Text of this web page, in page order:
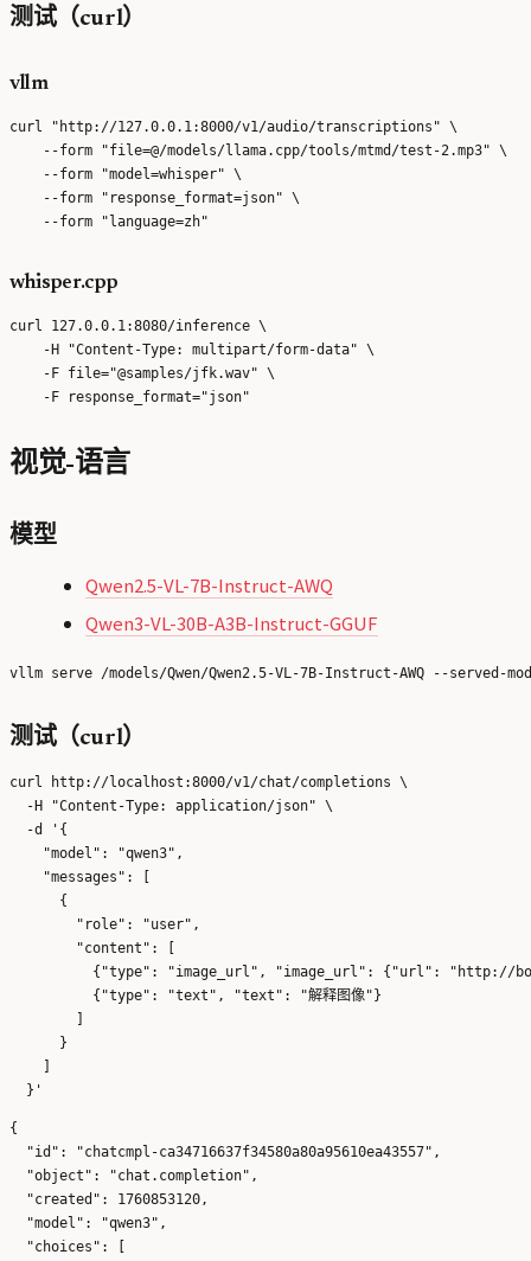
测试（curl）
vllm
curl "http://127.0.0.1:8000/v1/audio/transcriptions" \
    --form "file=@/models/llama.cpp/tools/mtmd/test-2.mp3" \
    --form "model=whisper" \
    --form "response_format=json" \
whisper.cpp
curl 127.0.0.1:8080/inference \
    -H "Content-Type: multipart/form-data" \
    -F file="@samples/jfk.wav" \
视觉-语言
模型
Qwen2.5-VL-7B-Instruct-AWQ
Qwen3-VL-30B-A3B-Instruct-GGUF
测试（curl）
curl http://localhost:8000/v1/chat/completions \
  -H "Content-Type: application/json" \
  -d '{
    "model": "qwen3",
    "messages": [
      {
        "role": "user",
        "content": [
{"type": "image_url", "image_url": {"url": "http://
          {"type": "text", "text": "解释图像"}
        ]
      }
    ]
{
  "id": "chatcmpl-ca34716637f34580a80a95610ea43557",
  "object": "chat.completion",
  "created": 1760853120,
  "model": "qwen3",
  "choices": [